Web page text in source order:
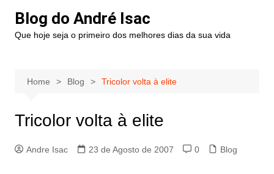
Blog do André Isac
Que hoje seja o primeiro dos melhores dias da sua vida
Home Blog Tricolor volta à elite
Tricolor volta à elite
Andre Isac 23 de Agosto de 2007 0 Blog